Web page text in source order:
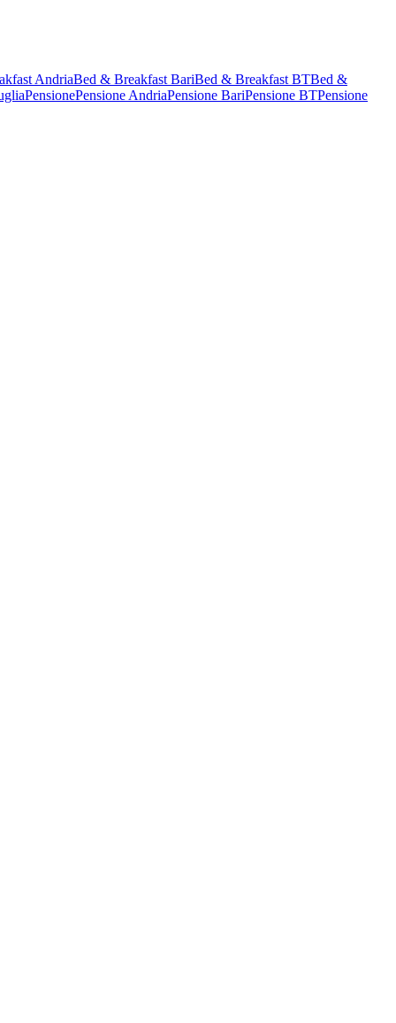
AndriaBed & Breakfast BariBed & Breakfast BTBed &
PensionePensione AndriaPensione BariPensione BTPensione